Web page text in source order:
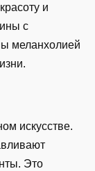
и
с
меланхолией
искусстве.
Это